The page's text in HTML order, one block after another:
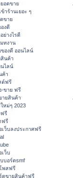
อดขาย
าร้านเยอะ ๆ
ขาย
งดี
ย่างไรดี
ทงาน
ของดี ออนไลน์
นค้า
ไลน์
ค้า
ต์ฟรี
-ขาย ฟรี
ายสินค้า
หม่ๆ 2023
ฟรี
ฟรี
เว็บลงประกาศฟรี
ว็บ
บอร์ดsmf
พสฟรี
ดขายสินค้าฟรี